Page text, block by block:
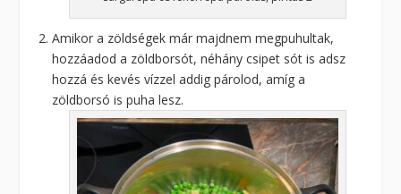
Amikor a zöldségek már majdnem megpuhultak,
hozzáadod a zöldborsót, néhány csipet sót is adsz
hozzá és kevés vízzel addig párolod, amíg a
zöldborsó is puha lesz.